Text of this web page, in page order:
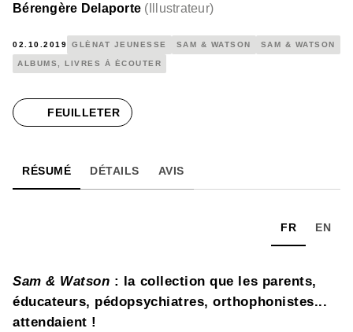
Bérengère Delaporte ( Illustrateur)
02.10.2019 GLÉNAT JEUNESSE SAM & WATSON SAM & WATSON
ALBUMS, LIVRES À ÉCOUTER
FEUILLETER
RÉSUMÉ DÉTAILS AVIS
FR EN
Sam & Watson : la collection que les parents,
éducateurs, pédopsychiatres, orthophonistes...
attendaient !